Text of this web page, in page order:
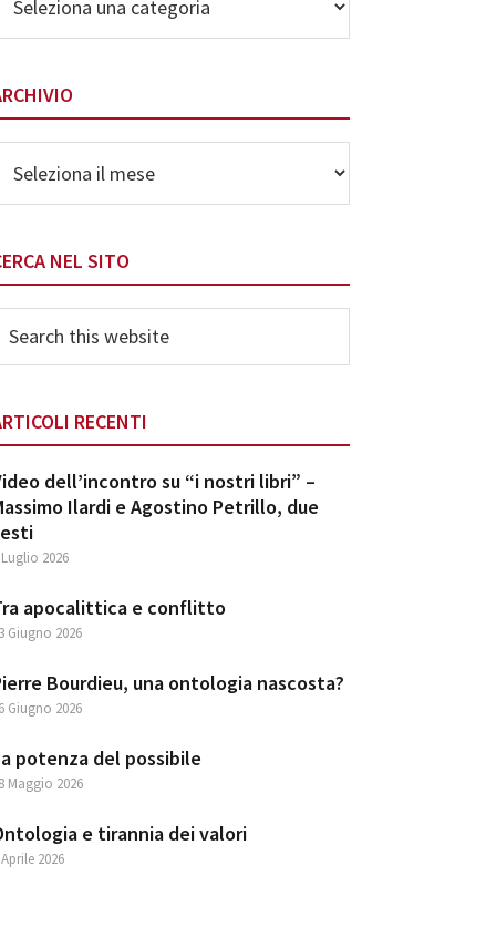
delle
NEL SITO
this
RECENTI
dell’incontro su “i nostri libri” –
Ilardi e Agostino Petrillo, due
2026
apocalittica e conflitto
Giugno 2026
Bourdieu, una ontologia nascosta?
Giugno 2026
potenza del possibile
Maggio 2026
e tirannia dei valori
2026